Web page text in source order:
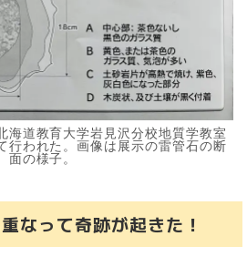
海道教育大学岩見沢分校地質学教室
行われた。画像は展示の雷管石の断
面の様子。
なって奇跡が起きた！